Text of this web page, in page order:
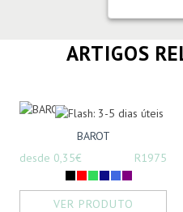
ARTIGOS
BAROT
desde 0,35€
R1975
VER PRODUTO